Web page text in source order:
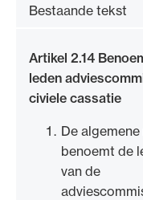
Bestaande tekst
Artikel 2.14
leden
civiele cassatie
De algemene
benoemt de
van de